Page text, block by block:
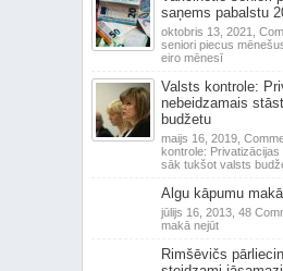
saņems pabalstu
oktobris 13, 2021,
seniori piecus
eiro mēnesī
Valsts kontrole:
nebeidzamais
budžetu
maijs 16, 2019,
kontrole:
sāk tukšot valsts
Algu kāpumu
jūlijs 16, 2013, 48
makā nejūt
Rimšēvičs